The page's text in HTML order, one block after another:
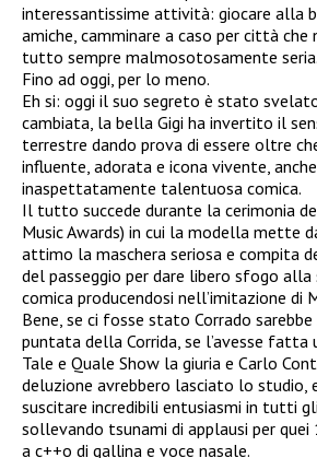
interessantissime attività: giocare alla
amiche, camminare a caso per città che
tutto sempre malmosotosamente seria.
Fino ad oggi, per lo meno.
Eh si: oggi il suo segreto è stato
cambiata, la bella Gigi ha invertito il
terrestre dando prova di essere oltre
influente, adorata e icona vivente,
inaspettatamente talentuosa comica.
Il tutto succede durante la cerimonia
Music Awards) in cui la modella mette
attimo la maschera seriosa e compita
del passeggio per dare libero sfogo
comica producendosi nell’imitazione di
Bene, se ci fosse stato Corrado
puntata della Corrida, se l’avesse fatta
Tale e Quale Show la giuria e Carlo
deluzione avrebbero lasciato lo studio,
suscitare incredibili entusiasmi in tutti
sollevando tsunami di applausi per quei
a c++o di gallina e voce nasale.